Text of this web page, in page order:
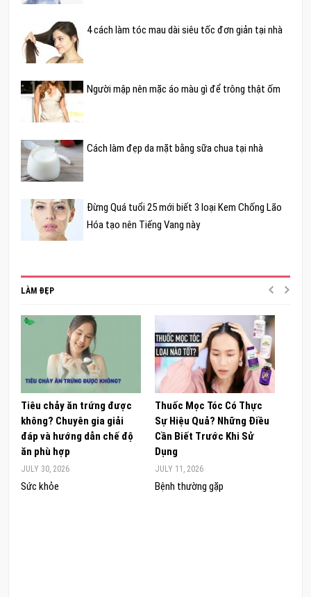
4 cách làm tóc mau dài siêu tốc đơn giản tại nhà
Người mập nên mặc áo màu gì để trông thật ốm
Cách làm đẹp da mặt bằng sữa chua tại nhà
Đừng Quá tuổi 25 mới biết 3 loại Kem Chống Lão
Hóa tạo nên Tiếng Vang này
LÀM ĐẸP
Tiêu chảy ăn trứng được
không? Chuyên gia giải
đáp và hướng dẫn chế độ
ăn phù hợp
JULY 30, 2026
Sức khỏe
Thuốc Mọc Tóc Có Thực
Sự Hiệu Quả? Những Điều
Cần Biết Trước Khi Sử
Dụng
JULY 11, 2026
Bệnh thường gặp